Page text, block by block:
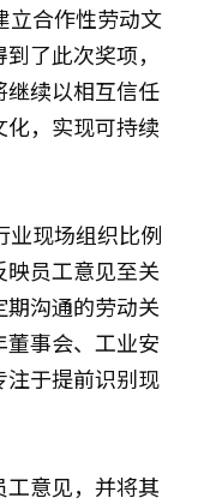
立合作性劳动文
了此次奖项，
续以相互信任
，实现可持续
现场组织比例
员工意见至关
沟通的劳动关
事会、工业安
于提前识别现
意见，并将其